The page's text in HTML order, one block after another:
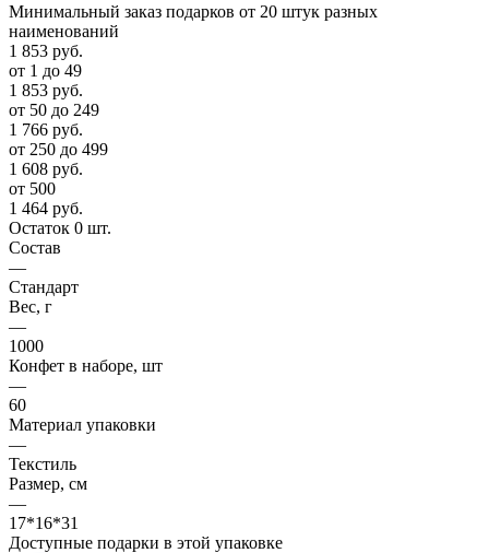
Минимальный заказ подарков от 20 штук разных
наименований
1 853 руб.
от 1 до 49
1 853 руб.
от 50 до 249
1 766 руб.
от 250 до 499
1 608 руб.
от 500
1 464 руб.
Остаток 0 шт.
Состав
—
Стандарт
Вес, г
—
1000
Конфет в наборе, шт
—
60
Материал упаковки
—
Текстиль
Размер, см
—
17*16*31
Доступные подарки в этой упаковке